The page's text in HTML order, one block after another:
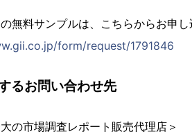
無料サンプルは、こちらからお申し
form/request/1791846
るお問い合わせ先
の市場調査レポート販売代理店＞